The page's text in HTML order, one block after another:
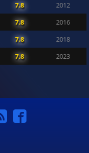
7.8 2012
7.8 2016
7.8 2018
7.8 2023